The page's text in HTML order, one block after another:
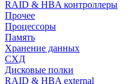
RAID & HBA контроллеры
Прочее
Процессоры
Память
Хранение данных
СХД
Дисковые полки
RAID & HBA external